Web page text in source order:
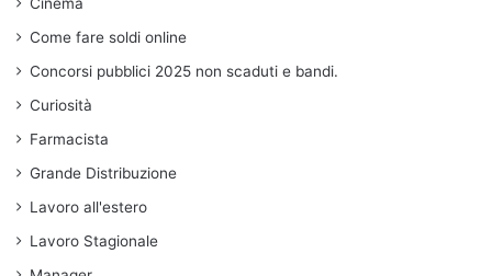
Come fare soldi online
Concorsi pubblici 2025 non scaduti e bandi.
Curiosità
Farmacista
Grande Distribuzione
Lavoro all'estero
Lavoro Stagionale